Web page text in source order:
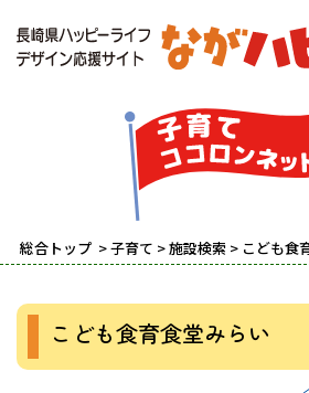
総合トップ >子育て >施設検索 > こども食
こども食育食堂みらい